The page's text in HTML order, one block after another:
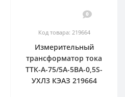
0
Код товара: 219664
Измерительный
трансформатор тока
ТТК-А-75/5А-5ВА-0,5S-
УХЛ3 КЭАЗ 219664